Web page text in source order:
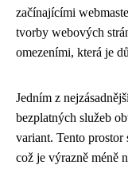
začínajícími
tvorby webových
omezeními, která je
Jedním z
bezplatných služeb
variant. Tento prostor
což je výrazně méně